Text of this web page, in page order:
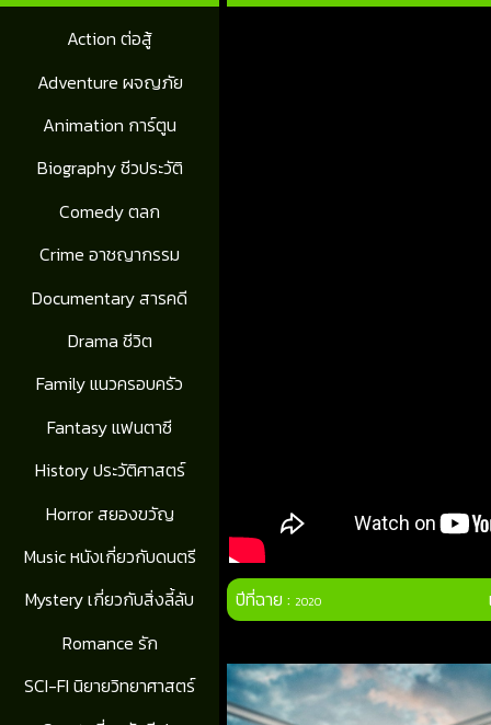
Action ต่อสู้
Adventure ผจญภัย
Animation การ์ตูน
Biography ชีวประวัติ
Comedy ตลก
Crime อาชญากรรม
Documentary สารคดี
Drama ชีวิต
Family แนวครอบครัว
Fantasy แฟนตาซี
History ประวัติศาสตร์
Horror สยองขวัญ
Music หนังเกี่ยวกับดนตรี
Mystery เกี่ยวกับสิ่งลี้ลับ
Romance รัก
SCI-FI นิยายวิทยาศาสตร์
ปีที่ฉาย :2020